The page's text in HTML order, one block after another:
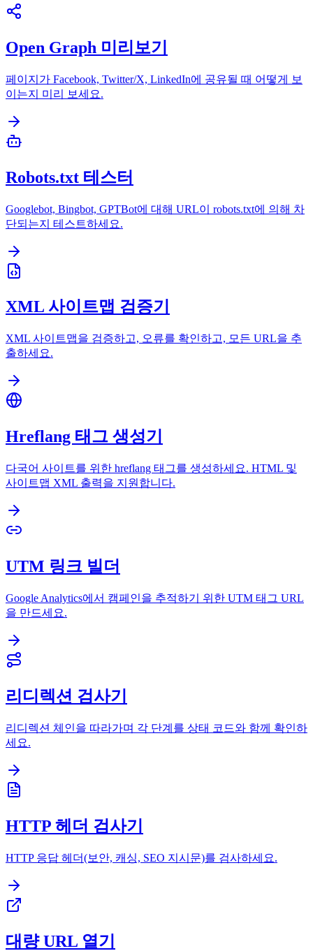
Open Graph 미리보기
페이지가 Facebook, Twitter/X, LinkedIn에 공유될 때 어떻게 보
이는지 미리 보세요.
Robots.txt 테스터
Googlebot, Bingbot, GPTBot에 대해 URL이 robots.txt에 의해 차
단되는지 테스트하세요.
XML 사이트맵 검증기
XML 사이트맵을 검증하고, 오류를 확인하고, 모든 URL을 추
출하세요.
Hreflang 태그 생성기
다국어 사이트를 위한 hreflang 태그를 생성하세요. HTML 및
사이트맵 XML 출력을 지원합니다.
UTM 링크 빌더
Google Analytics에서 캠페인을 추적하기 위한 UTM 태그 URL
을 만드세요.
리디렉션 검사기
리디렉션 체인을 따라가며 각 단계를 상태 코드와 함께 확인하
세요.
HTTP 헤더 검사기
HTTP 응답 헤더(보안, 캐싱, SEO 지시문)를 검사하세요.
대량 URL 열기